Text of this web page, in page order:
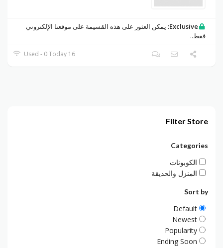
Exclusive: يمكن العثور على هذه القسيمة على موقعنا الإلكتروني
فقط..
16 Used - 0 Today
Filter Store
Categories
الكوبونات
المنزل والحديقة
Sort by
Default
Newest
Popularity
Ending Soon